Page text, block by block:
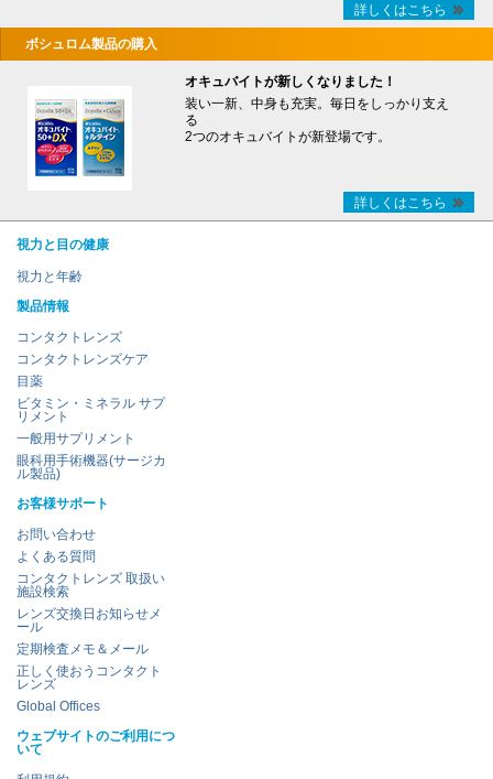
詳しくはこちら
ボシュロム製品の購入
オキュバイトが新しくなりました！
装い一新、中身も充実。毎日をしっかり支え
る
2つのオキュバイトが新登場です。
詳しくはこちら
視力と目の健康
視力と年齢
製品情報
コンタクトレンズ
コンタクトレンズケア
目薬
ビタミン・ミネラル サプ
リメント
一般用サプリメント
眼科用手術機器(サージカ
ル製品)
お客様サポート
お問い合わせ
よくある質問
コンタクトレンズ 取扱い
施設検索
レンズ交換日お知らせメ
ール
定期検査メモ＆メール
正しく使おうコンタクト
レンズ
Global Offices
ウェブサイトのご利用につ
いて